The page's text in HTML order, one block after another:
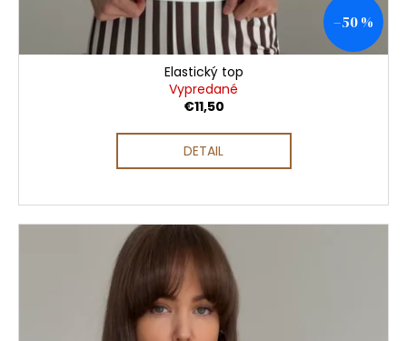
–50 %
Elastický top
Vypredané
€11,50
DETAIL